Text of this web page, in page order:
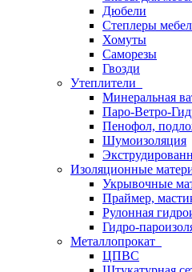
Дюбели
Степлеры
Хомуты
Саморезы
Гвозди
Утеплители
Минеральная
Паро-Ветро-
Пенофол,
Шумоизоляция
Изоляционные
Укрывочные
Праймер,
Рулонная
Гидро-
Металлопрокат
ЦПВС